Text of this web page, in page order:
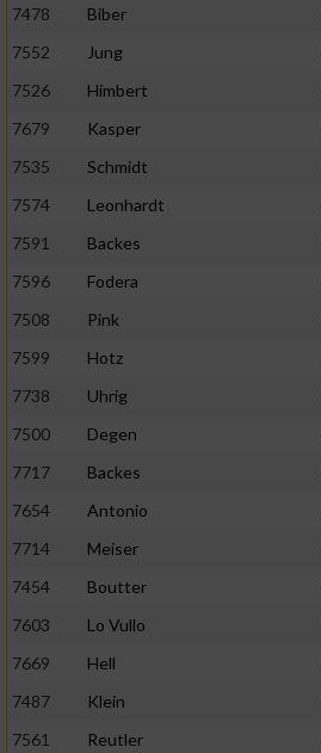
7478
Biber
7552
Jung
7526
Himbert
7679
Kasper
7535
Schmidt
7574
Leonhardt
7591
Backes
7596
Fodera
7508
Pink
7599
Hotz
7738
Uhrig
7500
Degen
7717
Backes
7654
Antonio
7714
Meiser
7454
Boutter
7603
Lo Vullo
7669
Hell
7487
Klein
7561
Reutler